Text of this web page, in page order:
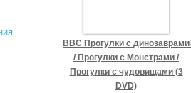
BBC Прогулки с динозаврами
/ Прогулки с Монстрами /
Прогулки с чудовищами (3
DVD)